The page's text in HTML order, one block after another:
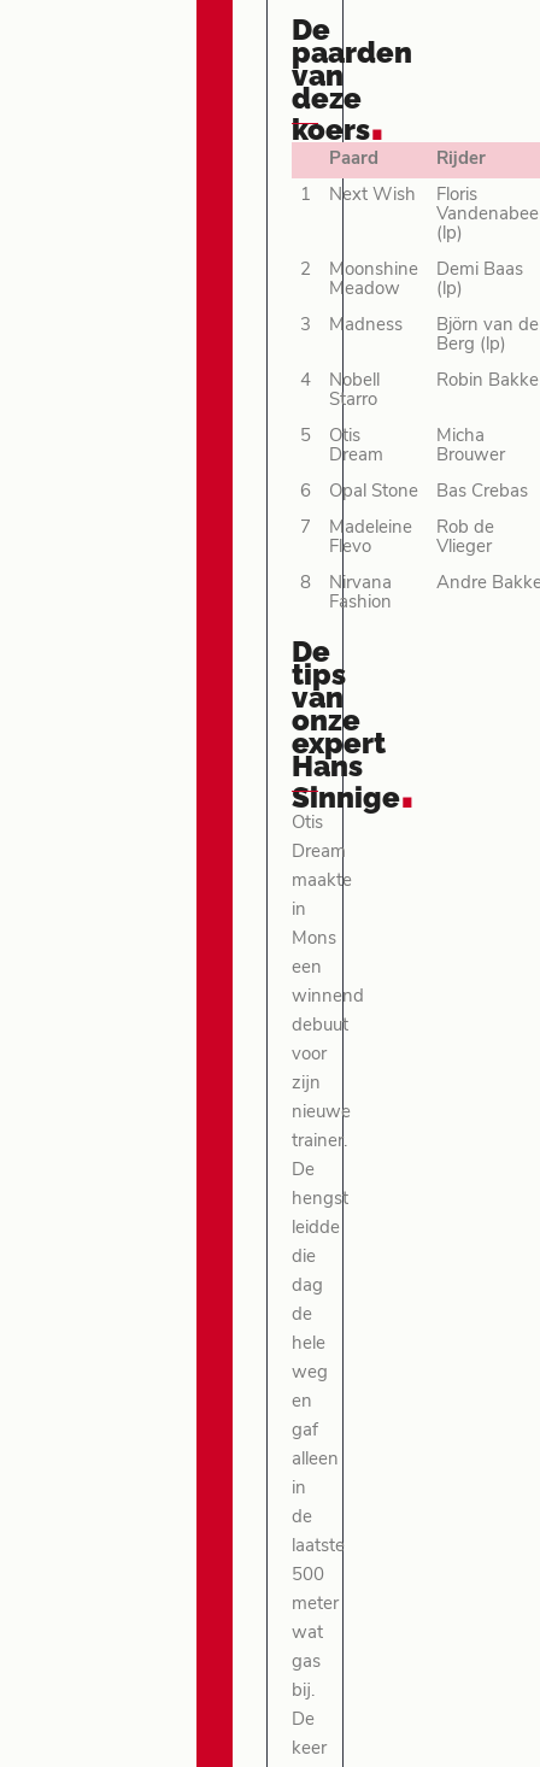
De
paarden
van
deze
koers.
Paard
Rijder
1
Next Wish
Floris
(lp)
2
Moonshine
Meadow
Demi Baas
(lp)
3
Madness
Björn van
Berg (lp)
4
Nobell
Starro
Robin
5
Otis
Dream
Micha
Brouwer
6
Opal Stone
Bas Crebas
7
Madeleine
Flevo
Rob de
Vlieger
8
Nirvana
Fashion
Andre
De
tips
van
onze
expert
Hans
Sinnige.
Otis
Dream
maakte
in
Mons
een
winnend
debuut
voor
zijn
nieuwe
trainer.
De
hengst
leidde
die
dag
de
hele
weg
en
gaf
alleen
in
de
laatste
500
meter
wat
gas
bij.
De
keer